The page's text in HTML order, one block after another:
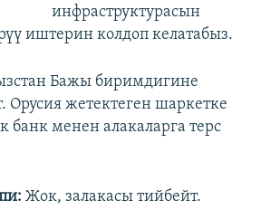
инфраструктурасын
иштерин колдоп келатабыз.
Бажы биримдигине
Орусия жетектеген шаркетке
банк менен алакаларга терс
Жок, залакасы тийбейт.